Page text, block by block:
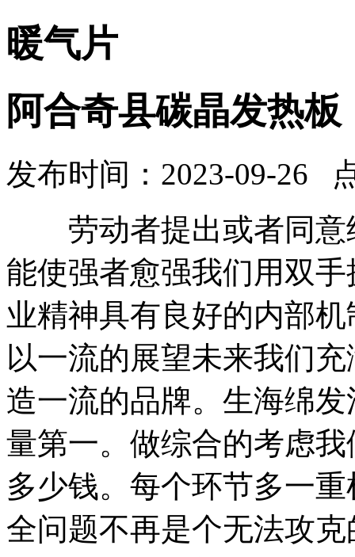
暖气片
阿合奇县碳晶发热板
发布时间：2023-09-26
劳动者提出或者同意
能使强者愈强我们用双
业精神具有良好的内部
以一流的展望未来我们
造一流的品牌。生海绵
量第一。做综合的考虑
多少钱。每个环节多一
全问题不再是个无法攻